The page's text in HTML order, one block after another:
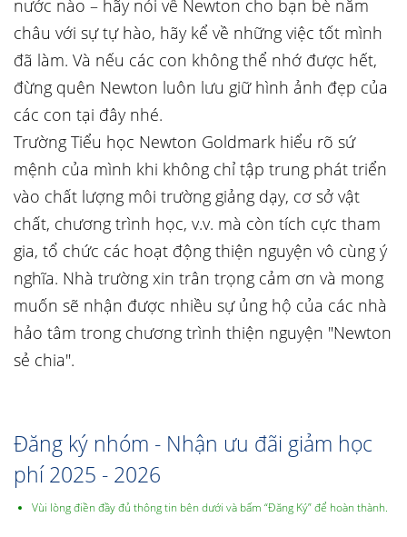
nước nào – hãy nói về Newton cho bạn bè năm
châu với sự tự hào, hãy kể về những việc tốt mình
đã làm. Và nếu các con không thể nhớ được hết,
đừng quên Newton luôn lưu giữ hình ảnh đẹp của
các con tại đây nhé.
Trường Tiểu học Newton Goldmark hiểu rõ sứ
mệnh của mình khi không chỉ tập trung phát triển
vào chất lượng môi trường giảng dạy, cơ sở vật
chất, chương trình học, v.v. mà còn tích cực tham
gia, tổ chức các hoạt động thiện nguyện vô cùng ý
nghĩa. Nhà trường xin trân trọng cảm ơn và mong
muốn sẽ nhận được nhiều sự ủng hộ của các nhà
hảo tâm trong chương trình thiện nguyện "Newton
sẻ chia".
Đăng ký nhóm - Nhận ưu đãi giảm học
phí 2025 - 2026
Vùi lòng điền đầy đủ thông tin bên dưới và bấm “Đăng Ký” để hoàn thành.